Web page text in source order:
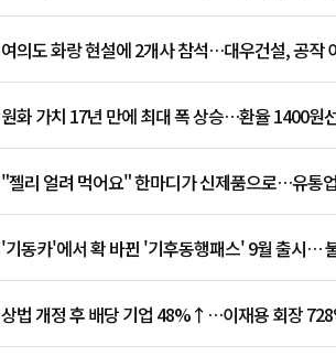
여의도 화랑 현설에 2개사 참석…대우건설, 공작
원화 가치 17년 만에 최대 폭 상승…환율 1400원
"젤리 얼려 먹어요" 한마디가 신제품으로…유통
'기동카'에서 확 바뀐 '기후동행패스' 9월 출시…
상법 개정 후 배당 기업 48%↑…이재용 회장